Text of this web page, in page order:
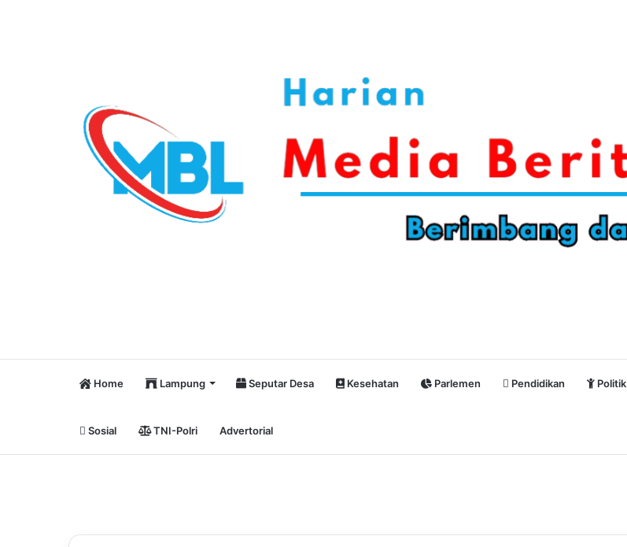
Home Lampung Seputar Desa Kesehatan Parlemen Pendidikan Politik
Sosial TNI-Polri Advertorial